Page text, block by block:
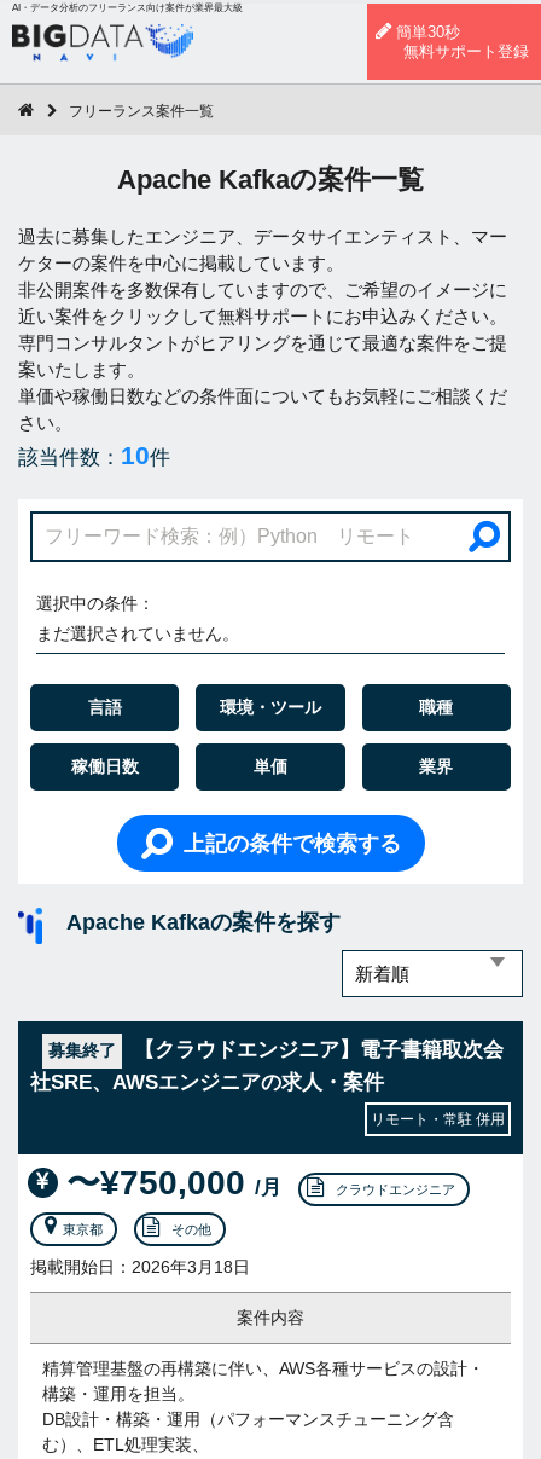
AI・データ分析のフリーランス向け案件が業界最大級
簡単30秒
無料サポート登録
フリーランス案件一覧
Apache Kafkaの案件一覧
過去に募集したエンジニア、データサイエンティスト、マー
ケターの案件を中心に掲載しています。
非公開案件を多数保有していますので、ご希望のイメージに
近い案件をクリックして無料サポートにお申込みください。
専門コンサルタントがヒアリングを通じて最適な案件をご提
案いたします。
単価や稼働日数などの条件面についてもお気軽にご相談くだ
さい。
該当件数： 10件
選択中の条件：
まだ選択されていません。
言語 環境・ツール 職種
稼働日数 単価 業界
上記の条件で検索する
Apache Kafkaの案件を探す
募集終了
【クラウドエンジニア】電子書籍取次会
社SRE、AWSエンジニアの求人・案件
リモート・常駐 併用
〜¥750,000 /月 クラウドエンジニア
東京都 その他
掲載開始日：2026年3月18日
案件内容
精算管理基盤の再構築に伴い、AWS各種サービスの設計・
構築・運用を担当。
DB設計・構築・運用（パフォーマンスチューニング含
む）、ETL処理実装、